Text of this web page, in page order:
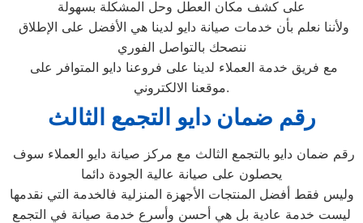
على كشف مكان العطل وحل المشكلة بسهولة
ننصحك بالتواصل الفوري
موقعنا الالكتروني.
رقم ضمان دايو التجمع الثالث
يحصلون على صيانة عالية الجودة دائما
وليس فقط أفضل المنتجات الأجهزة المنزلية فالخدمة التي نقدمها
ليست خدمة عادية بل هي أحسن وأسرع خدمة صيانة في التجمع